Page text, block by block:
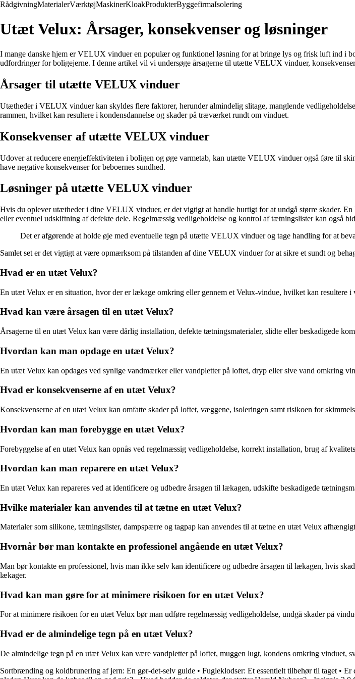
RådgivningMaterialerVærktøjMaskinerKloakProdukterByggefirmaIsolering
Utæt Velux: Årsager, konsekvenser og løsninger
I mange danske hjem er VELUX vinduer en populær og funktionel løsning for at bringe lys og frisk luft ind i
udfordringer for boligejerne. I denne artikel vil vi undersøge årsagerne til utætte VELUX vinduer,
Årsager til utætte VELUX vinduer
Utætheder i VELUX vinduer kan skyldes flere faktorer, herunder almindelig slitage, manglende
rammen, hvilket kan resultere i kondensdannelse og skader på træværket rundt om vinduet.
Konsekvenser af utætte VELUX vinduer
Udover at reducere energieffektiviteten i boligen og øge varmetab, kan utætte VELUX vinduer også føre til
have negative konsekvenser for beboernes sundhed.
Løsninger på utætte VELUX vinduer
Hvis du oplever utætheder i dine VELUX vinduer, er det vigtigt at handle hurtigt for at undgå større skader.
eller eventuel udskiftning af defekte dele. Regelmæssig vedligeholdelse og kontrol af tætningslister kan også
Det er afgørende at holde øje med eventuelle tegn på utætte VELUX vinduer og tage handling for at
Samlet set er det vigtigt at være opmærksom på tilstanden af dine VELUX vinduer for at sikre et sundt og
Hvad er en utæt Velux?
En utæt Velux er en situation, hvor der er lækage omkring eller gennem et Velux-vindue, hvilket kan resultere
Hvad kan være årsagen til en utæt Velux?
Årsagerne til en utæt Velux kan være dårlig installation, defekte tætningsmaterialer, slidte eller beskadigede
Hvordan kan man opdage en utæt Velux?
En utæt Velux kan opdages ved synlige vandmærker eller vandpletter på loftet, dryp eller sive vand omkring
Hvad er konsekvenserne af en utæt Velux?
Konsekvenserne af en utæt Velux kan omfatte skader på loftet, væggene, isoleringen samt risikoen for
Hvordan kan man forebygge en utæt Velux?
Forebyggelse af en utæt Velux kan opnås ved regelmæssig vedligeholdelse, korrekt installation, brug af
Hvordan kan man reparere en utæt Velux?
En utæt Velux kan repareres ved at identificere og udbedre årsagen til lækagen, udskifte beskadigede
Hvilke materialer kan anvendes til at tætne en utæt Velux?
Materialer som silikone, tætningslister, dampspærre og tagpap kan anvendes til at tætne en utæt Velux
Hvornår bør man kontakte en professionel angående en utæt Velux?
Man bør kontakte en professionel, hvis man ikke selv kan identificere og udbedre årsagen til lækagen, hvis
lækager.
Hvad kan man gøre for at minimere risikoen for en utæt Velux?
For at minimere risikoen for en utæt Velux bør man udføre regelmæssig vedligeholdelse, undgå skader på
Hvad er de almindelige tegn på en utæt Velux?
De almindelige tegn på en utæt Velux kan være vandpletter på loftet, muggen lugt, kondens omkring vinduet,
Sortbrænding og koldbrunering af jern: En gør-det-selv guide • Fugleklodser: Et essentielt tilbehør til taget • Er